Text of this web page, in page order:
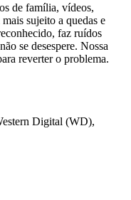
de família, vídeos,
sujeito a quedas e
faz ruídos
se desespere. Nossa
reverter o problema.
Digital (WD),